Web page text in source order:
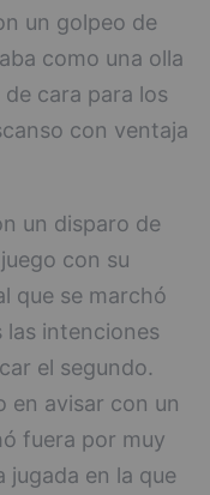
un golpeo de
como una olla
cara para los
con ventaja
un disparo de
con su
que se marchó
las intenciones
el segundo.
en avisar con un
fuera por muy
jugada en la que